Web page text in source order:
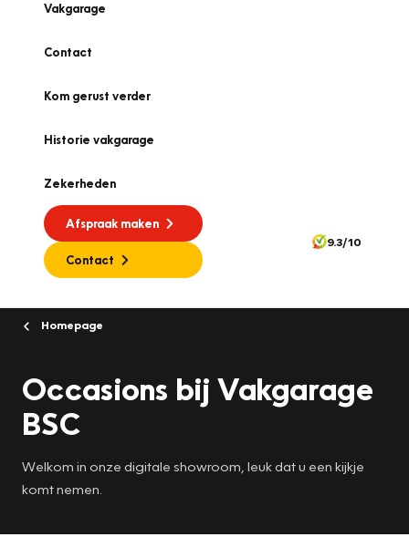
Vakgarage
Contact
Kom gerust verder
Historie vakgarage
Zekerheden
Afspraak maken
Contact
9.3/10
Homepage
Occasions bij Vakgarage
BSC
Welkom in onze digitale showroom, leuk dat u een kijkje
komt nemen.